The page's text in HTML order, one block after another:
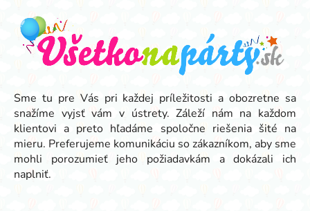
Sme tu pre Vás pri každej príležitosti a obozretne sa
snažíme vyjsť vám v ústrety. Záleží nám na každom
klientovi a preto hľadáme spoločne riešenia šité na
mieru. Preferujeme komunikáciu so zákazníkom, aby sme
mohli porozumieť jeho požiadavkám a dokázali ich
naplniť.